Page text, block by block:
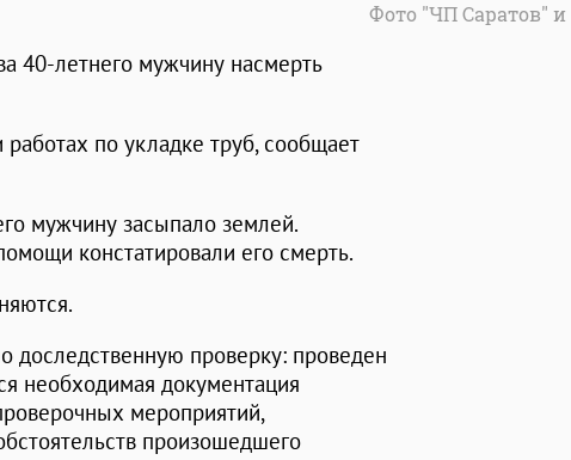
Фото "ЧП Саратов"
40-летнего мужчину насмерть
по укладке труб, сообщает
мужчину засыпало землей.
констатировали его смерть.
доследственную проверку: проведен
необходимая документация
мероприятий,
произошедшего